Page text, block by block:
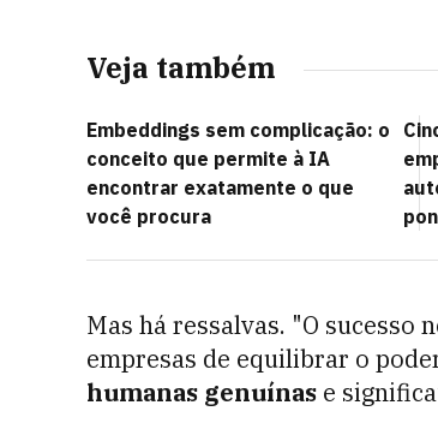
Veja também
Embeddings sem complicação: o
conceito que permite à IA
encontrar exatamente o que
você procura
Mas há ressalvas. "O sucesso
empresas de equilibrar o
humanas genuínas e